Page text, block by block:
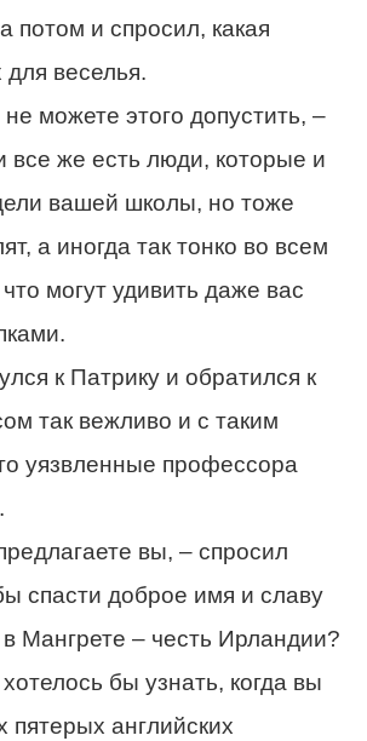
потом и спросил, какая
веселья.
можете этого допустить, –
все же есть люди, которые и
вашей школы, но тоже
а иногда так тонко во всем
могут удивить даже вас
к Патрику и обратился к
так вежливо и с таким
уязвленные профессора
вы, – спросил
спасти доброе имя и славу
Мангрете – честь Ирландии?
бы узнать, когда вы
пятерых английских